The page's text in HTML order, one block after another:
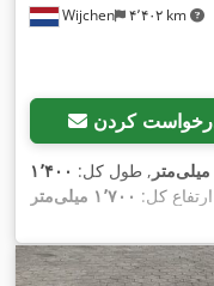
Wijchen ۴٬۴۰۲ km
کردن
, طول کل: ۱٬۴۰۰
کل: ۱٬۷۰۰ میلی‌متر